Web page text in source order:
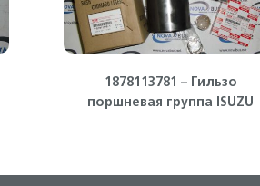
1878113781 – Гильзо
поршневая группа ISUZU